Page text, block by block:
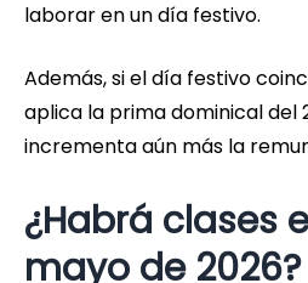
laborar en un día festivo.
Además, si el día festivo
aplica la prima dominical del
incrementa aún más la
¿Habrá clases
mayo de 2026?